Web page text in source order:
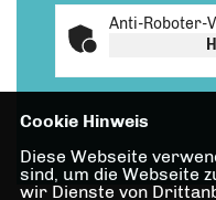
Anti-Roboter-
Cookie Hinweis
Diese Webseite
sind, um die Webseite
wir Dienste von